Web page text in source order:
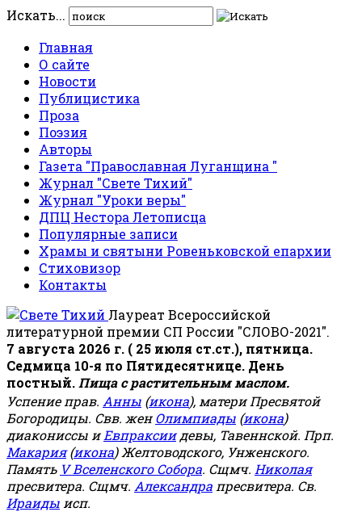
Искать...
Главная
О сайте
Новости
Публицистика
Проза
Поэзия
Авторы
Газета "Православная Луганщина "
Журнал "Свете Тихий"
Журнал "Уроки веры"
ДПЦ Нестора Летописца
Популярные записи
Храмы и святыни Ровеньковской епархии
Стиховизор
Контакты
Лауреат Всероссийской
литературной премии СП России "СЛОВО-2021".
7 августа 2026 г. ( 25 июля ст.ст.), пятница.
Седмица 10-я по Пятидесятнице. День
постный. Пища с растительным маслом.
Успение прав. Анны (икона), матери Пресвятой
Богородицы. Свв. женОлимпиады (икона)
диакониссы иЕвпраксиидевы, Тавеннской. Прп.
Макария(икона) Желтоводского, Унженского.
Память V Вселенского Собора. Сщмч. Николая
пресвитера. Сщмч. Александра пресвитера. Св.
Ираиды исп.